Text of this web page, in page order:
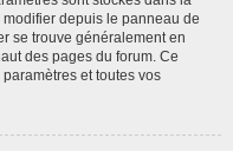
depuis le panneau de
se trouve généralement en
des pages du forum. Ce
et toutes vos